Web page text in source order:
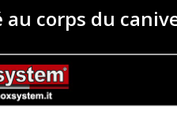
corps du